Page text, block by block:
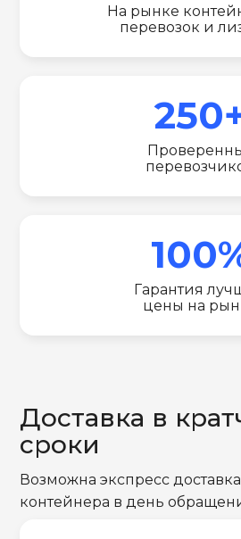
На рынке
перевозок и
Гарантия
цены на
Доставка в
сроки
Возможна экспресс
контейнера в день